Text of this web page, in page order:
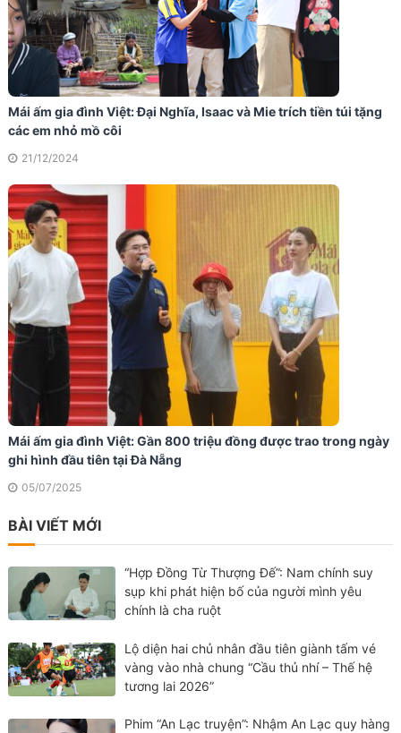
Mái ấm gia đình Việt: Đại Nghĩa, Isaac và Mie trích tiền túi tặng
các em nhỏ mồ côi
21/12/2024
Mái ấm gia đình Việt: Gần 800 triệu đồng được trao trong ngày
ghi hình đầu tiên tại Đà Nẵng
05/07/2025
BÀI VIẾT MỚI
“Hợp Đồng Từ Thượng Đế”: Nam chính suy
sụp khi phát hiện bố của người mình yêu
chính là cha ruột
Lộ diện hai chủ nhân đầu tiên giành tấm vé
vàng vào nhà chung “Cầu thủ nhí – Thế hệ
tương lai 2026”
Phim “An Lạc truyện”: Nhậm An Lạc quy hàng